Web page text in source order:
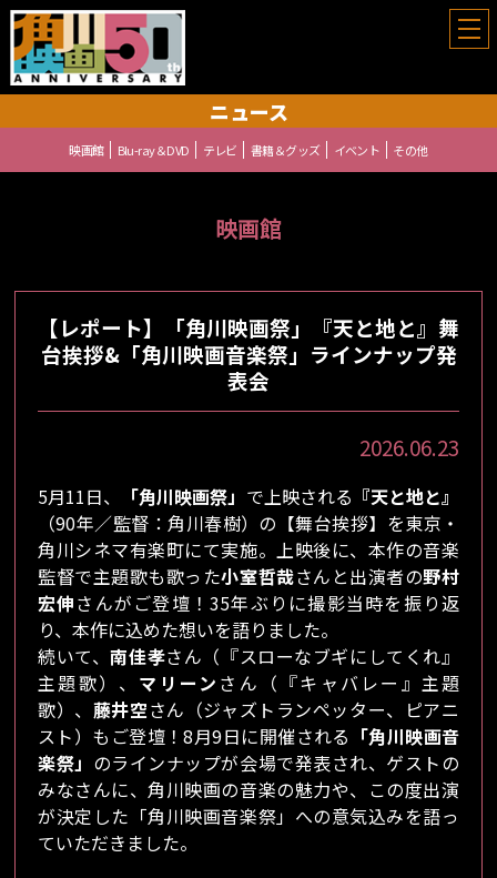
ニュース
映画館 Blu-ray＆DVD テレビ 書籍＆グッズ イベント その他
映画館
【レポート】「角川映画祭」『天と地と』舞
台挨拶&「角川映画音楽祭」ラインナップ発
表会
2026.06.23
5月11日、 「角川映画祭」 で上映される 『天と地と』
（90年／監督：角川春樹）の【舞台挨拶】を東京・
角川シネマ有楽町にて実施。上映後に、本作の音楽
監督で主題歌も歌った小室哲哉さんと出演者の野村
宏伸さんがご登壇！35年ぶりに撮影当時を振り返
り、本作に込めた想いを語りました。
続いて、南佳孝さん（『スローなブギにしてくれ』
主題歌）、 マリーン さん（『キャバレー』主題
歌）、 藤井空さん（ジャズトランペッター、ピアニ
スト）もご登壇！8月9日に開催される 「角川映画音
楽祭」 のラインナップが会場で発表され、ゲストの
みなさんに、角川映画の音楽の魅力や、この度出演
が決定した「角川映画音楽祭」への意気込みを語っ
ていただきました。